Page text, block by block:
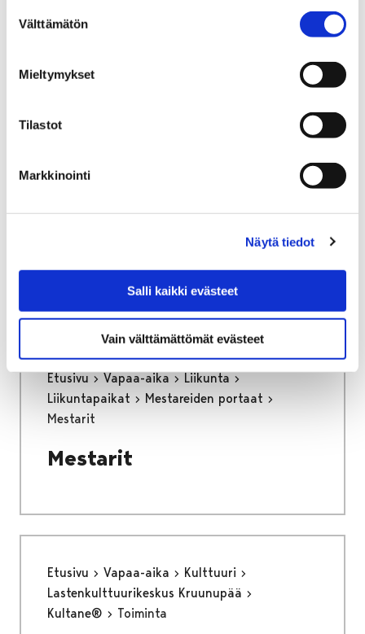
valinta
Välttämätön
Mieltymykset
Tilastot
Markkinointi
Näytä tiedot
Salli kaikki evästeet
Vain välttämättömät evästeet
Organisaatio
Tarkastustoimi
Etusivu
Esiopetuksen kuljetus
Etusivu Vapaa-aika
Liikunta
Liikuntapaikat
Mestareiden portaat
Mestarit
Mestarit
Etusivu Vapaa-aika
Kulttuuri
Lastenkulttuurikeskus Kruunupää
Kultane®
Toiminta